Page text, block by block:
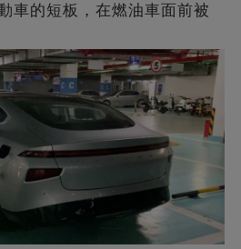
車的短板，在燃油車面前被